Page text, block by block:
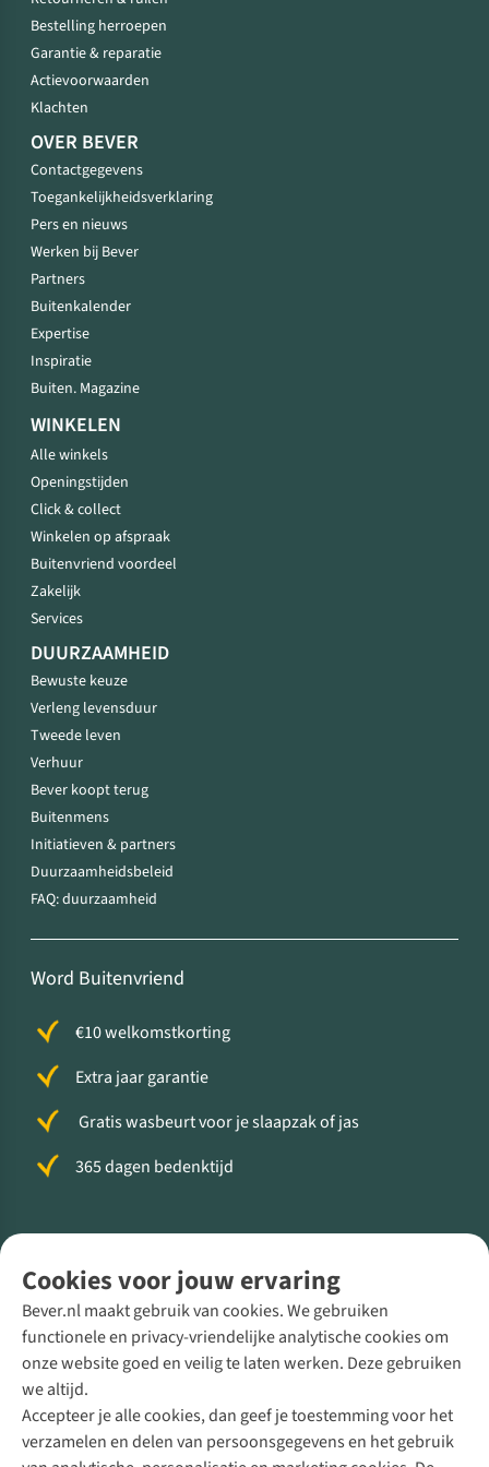
Cookies voor jouw ervaring
Bever.nl maakt gebruik van cookies. We gebruiken
functionele en privacy-vriendelijke analytische cookies om
onze website goed en veilig te laten werken. Deze gebruiken
we altijd.
Accepteer je alle cookies, dan geef je toestemming voor het
verzamelen en delen van persoonsgegevens en het gebruik
Bestelling herroepen
Garantie & reparatie
Actievoorwaarden
Klachten
OVER BEVER
Contactgegevens
Toegankelijkheidsverklaring
Pers en nieuws
Werken bij Bever
Partners
Buitenkalender
Expertise
Inspiratie
Buiten. Magazine
WINKELEN
Alle winkels
Openingstijden
Click & collect
Winkelen op afspraak
Buitenvriend voordeel
Zakelijk
Services
DUURZAAMHEID
Bewuste keuze
Verleng levensduur
Tweede leven
Verhuur
Bever koopt terug
Buitenmens
Initiatieven & partners
Duurzaamheidsbeleid
FAQ: duurzaamheid
Word Buitenvriend
€10 welkomstkorting
Extra jaar garantie
Gratis wasbeurt voor je slaapzak of jas
365 dagen bedenktijd
Direct advies van een Buitenexpert
+31 (0)85 888 50 88
+31 6 12 28 49 80